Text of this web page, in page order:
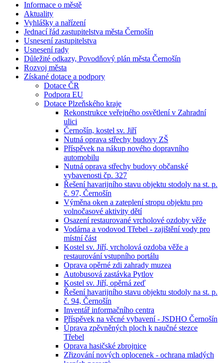
Informace o městě
Aktuality
Vyhlášky a nařízení
Jednací řád zastupitelstva města Černošín
Usnesení zastupitelstva
Usnesení rady
Důležité odkazy, Povodňový plán města Černošín
Rozvoj města
Získané dotace a podpory
Dotace ČR
Podpora EU
Dotace Plzeňského kraje
Rekonstrukce veřejného osvětlení v Zahradní
ulici
Černošín, kostel sv. Jiří
Nutná oprava střechy budovy ZŠ
Příspěvek na nákup nového dopravního
automobilu
Nutná oprava střechy budovy občanské
vybavenosti čp. 327
Řešení havarijního stavu objektu stodoly na st. p.
č. 97, Černošín
Výměna oken a zateplení stropu objektu pro
volnočasové aktivity dětí
Osazení restaurované vrcholové ozdoby věže
Vodárna a vodovod Třebel - zajištění vody pro
místní část
Kostel sv. Jiří, vrcholová ozdoba věže a
restaurování vstupního portálu
Oprava opěrné zdi zahrady muzea
Autobusová zastávka Pytlov
Kostel sv. Jiří, opěrná zeď
Řešení havarijního stavu objektu stodoly na st. p.
č. 94, Černošín
Inventář informačního centra
Příspěvek na věcné vybavení - JSDHO Černošín
Úprava zpěvněných ploch k naučné stezce
Třebel
Oprava hasičské zbrojnice
Zřizování nových oplocenek - ochrana mladých